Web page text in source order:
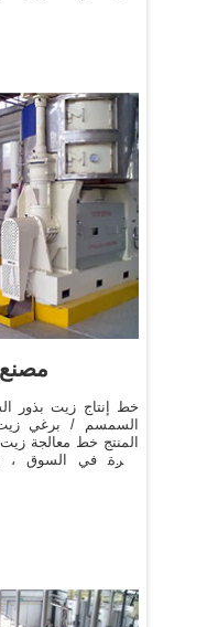
خط إنتاج زيت بذور
السمسم / برغي
المنتج خط معالجة
كبيرة في السوق ،